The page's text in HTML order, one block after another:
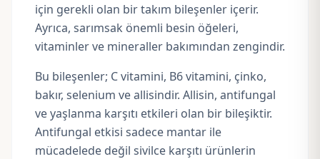
için gerekli olan bir takım bileşenler içerir.
Ayrıca, sarımsak önemli besin öğeleri,
vitaminler ve mineraller bakımından zengindir.
Bu bileşenler; C vitamini, B6 vitamini, çinko,
bakır, selenium ve allisindir. Allisin, antifungal
ve yaşlanma karşıtı etkileri olan bir bileşiktir.
Antifungal etkisi sadece mantar ile
mücadelede değil sivilce karşıtı ürünlerin